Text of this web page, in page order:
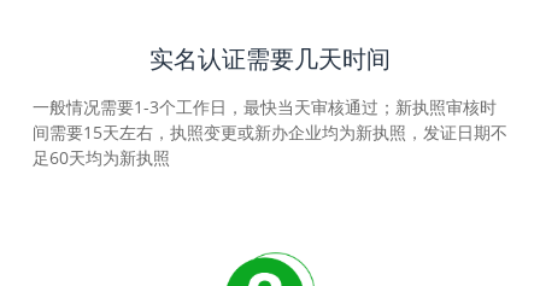
实名认证需要几天时间
一般情况需要1-3个工作日，最快当天审核通过；新执照审核时
间需要15天左右，执照变更或新办企业均为新执照，发证日期不
足60天均为新执照